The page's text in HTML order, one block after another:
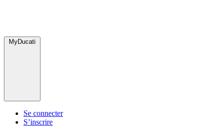
MyDucati
Se connecter
S’inscrire